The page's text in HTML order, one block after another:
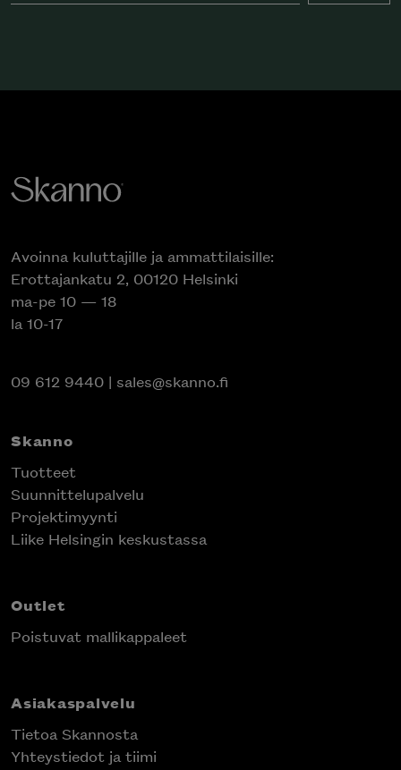
Avoinna kuluttajille ja ammattilaisille:
Erottajankatu 2, 00120 Helsinki
ma-pe 10 — 18
la 10-17
09 612 9440 | sales@skanno.fi
Skanno
Tuotteet
Suunnittelupalvelu
Projektimyynti
Liike Helsingin keskustassa
Outlet
Poistuvat mallikappaleet
Asiakaspalvelu
Tietoa Skannosta
Yhteystiedot ja tiimi